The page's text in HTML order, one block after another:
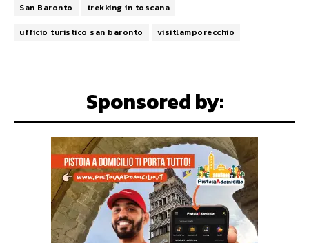
San Baronto
trekking in toscana
ufficio turistico san baronto
visitlamporecchio
Sponsored by: